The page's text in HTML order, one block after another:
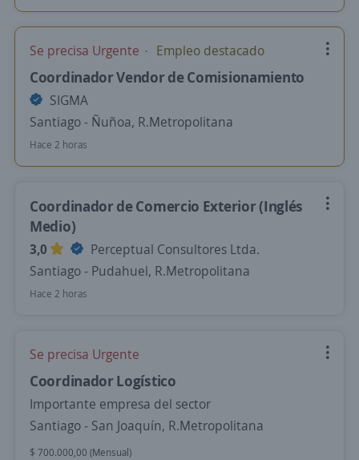
Se precisa Urgente Empleo destacado
Coordinador Vendor de Comisionamiento
SIGMA
Santiago - Ñuñoa, R.Metropolitana
Hace 2 horas
Coordinador de Comercio Exterior (Inglés
Medio)
3,0
Perceptual Consultores Ltda.
Santiago - Pudahuel, R.Metropolitana
Hace 2 horas
Se precisa Urgente
Coordinador Logístico
Importante empresa del sector
Santiago - San Joaquín, R.Metropolitana
$ 700.000,00 (Mensual)